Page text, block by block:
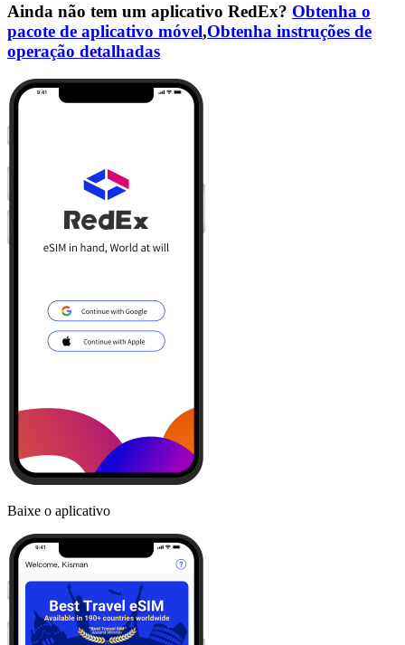
Ainda não tem um aplicativo RedEx? Obtenha o
pacote de aplicativo móvel,Obtenha instruções de
operação detalhadas
Baixe o aplicativo